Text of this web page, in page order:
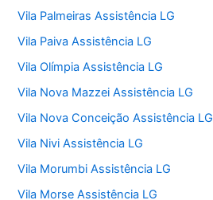
Vila Palmeiras Assistência LG
Vila Paiva Assistência LG
Vila Olímpia Assistência LG
Vila Nova Mazzei Assistência LG
Vila Nova Conceição Assistência LG
Vila Nivi Assistência LG
Vila Morumbi Assistência LG
Vila Morse Assistência LG